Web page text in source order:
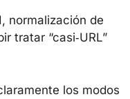
normalización de
tratar “casi‑URL”
los modos